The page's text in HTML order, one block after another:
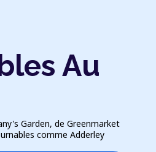
Au
Garden, de Greenmarket
comme Adderley